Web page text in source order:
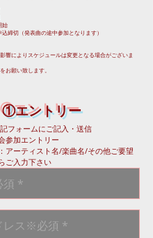
始
締切（発表曲の途中参加となります）
響によりスケジュールは変更となる場合がございま
お願い致します。
①エントリー
フォームにご記入・送信
参加エントリー
アーティスト名/楽曲名/その他ご要望
ご入力下さい